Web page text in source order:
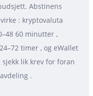
Abstinens
: kryptovaluta
60 minutter ,
timer , og eWallet
lik krev for foran
.